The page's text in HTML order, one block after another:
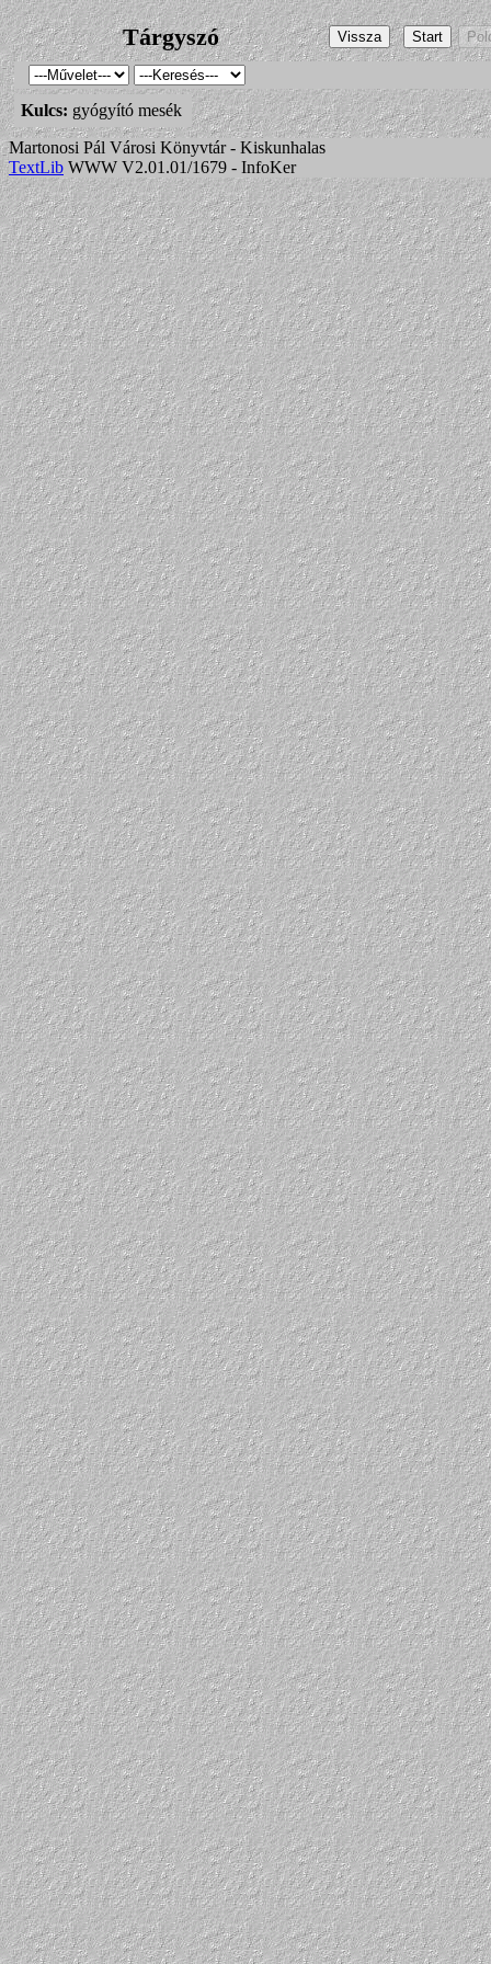
Tárgyszó
Kulcs: gyógyító mesék
Martonosi Pál Városi Könyvtár - Kiskunhalas
TextLib WWW V2.01.01/1679 - InfoKer